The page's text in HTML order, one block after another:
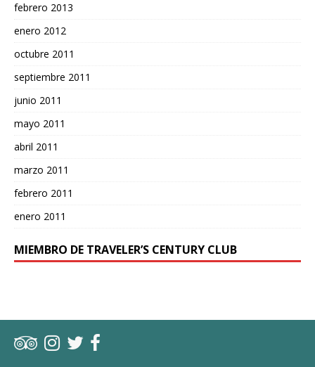
febrero 2013
enero 2012
octubre 2011
septiembre 2011
junio 2011
mayo 2011
abril 2011
marzo 2011
febrero 2011
enero 2011
MIEMBRO DE TRAVELER’S CENTURY CLUB